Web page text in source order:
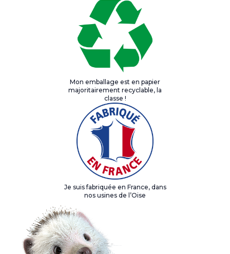
Mon emballage est en papier
majoritairement recyclable, la
classe !
Je suis fabriquée en France, dans
nos usines de l’Oise